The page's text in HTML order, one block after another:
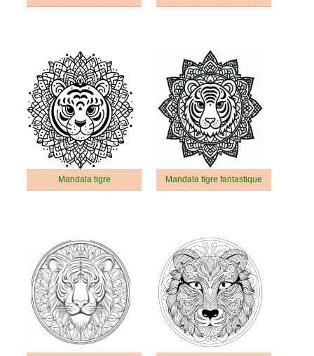
Mandala tigre Mandala tigre fantastique